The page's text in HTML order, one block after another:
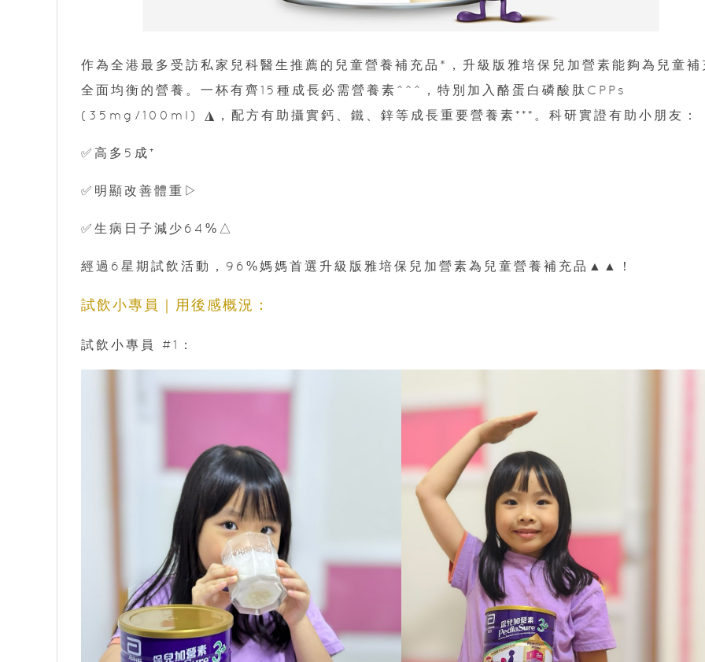
作為全港最多受訪私家兒科醫生推薦的兒童營養補充品*，升級版雅培保兒加營素能夠為兒童補
全面均衡的營養。一杯有齊15種成長必需營養素^^^，特別加入酪蛋白磷酸肽CPPs
(35mg/100ml) ◮，配方有助攝實鈣、鐵、鋅等成長重要營養素⁺⁺⁺。科研實證有助小朋友：
✅高多5成⁺
✅明顯改善體重▷
✅生病日子減少64%△
經過6星期試飲活動，96%媽媽首選升級版雅培保兒加營素為兒童營養補充品▲▲！
試飲小專員｜用後感概況：
試飲小專員 #1：